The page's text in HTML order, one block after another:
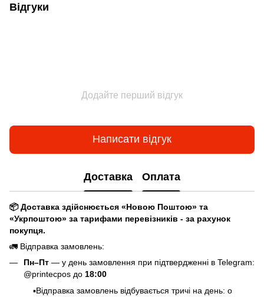
Відгуки
Додайте перший відгук
Написати відгук
Доставка Оплата
📦 Доставка здійснюється «Новою Поштою» та
«Укрпоштою» за тарифами перевізників - за рахунок
покупця.
🚛 Відправка замовлень:
Пн–Пт — у день замовлення при підтвердженні в Telegram:
@printecpos до 18:00
▪️Відправка замовлень відбувається тричі на день: о